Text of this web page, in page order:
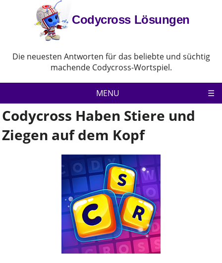
Codycross Lösungen
Die neuesten Antworten für das beliebte und süchtig
machende Codycross-Wortspiel.
MENU
Codycross
Datenschutz-Bestimmungen
Haftungsausschluss Kontaktiere uns
Codycross Haben Stiere und
Ziegen auf dem Kopf